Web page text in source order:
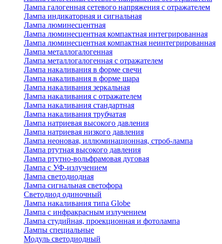
Лампа галогенная сетевого напряжения с отражателем
Лампа индикаторная и сигнальная
Лампа люминесцентная
Лампа люминесцентная компактная интегрированная
Лампа люминесцентная компактная неинтегрированная
Лампа металлогалогенная
Лампа металлогалогенная с отражателем
Лампа накаливания в форме свечи
Лампа накаливания в форме шара
Лампа накаливания зеркальная
Лампа накаливания с отражателем
Лампа накаливания стандартная
Лампа накаливания трубчатая
Лампа натриевая высокого давления
Лампа натриевая низкого давления
Лампа неоновая, иллюминационная, строб-лампа
Лампа ртутная высокого давления
Лампа ртутно-вольфрамовая дуговая
Лампа с УФ-излучением
Лампа светодиодная
Лампа сигнальная светофора
Светодиод одиночный
Лампа накаливания типа Globe
Лампа с инфракрасным излучением
Лампа студийная, проекционная и фотолампа
Лампы специальные
Модуль светодиодный